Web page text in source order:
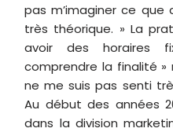
pas m’imaginer ce que
très théorique. » La
avoir des horaires
comprendre la finalité »
ne me suis pas senti
Au début des années
dans la division